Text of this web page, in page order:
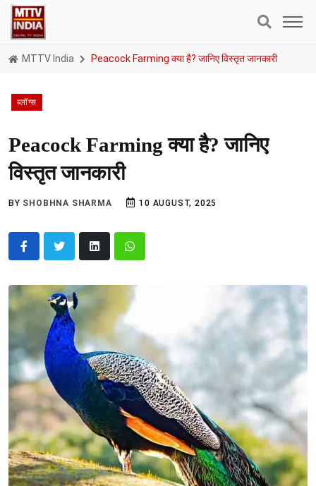
MTTV India Peacock Farming क्या है? जानिए विस्तृत जानकारी
ब्लॉग्स
Peacock Farming क्या है? जानिए
विस्तृत जानकारी
BY SHOBHNA SHARMA 10 AUGUST, 2025